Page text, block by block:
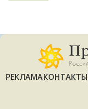
РЕКЛАМАКОНТАКТЫ